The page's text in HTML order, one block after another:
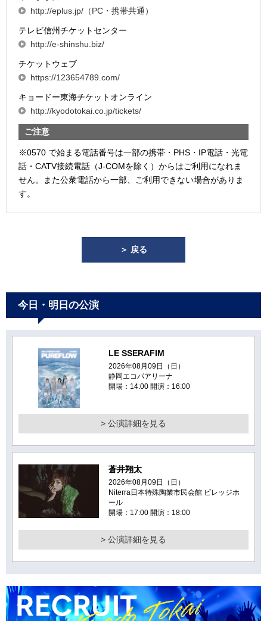
http://eplus.jp/（PC・携帯共通）
テレビ信州チケットセンター
http://e-shinshu.biz/
チケットウェブ
https://123654789.com/
キョードー東海チケットオンライン
http://kyodotokai.co.jp/tickets/
ご注意
※0570 で始まる電話番号は一部の携帯・PHS・IP電話・光電
話・CATV接続電話（J-COMを除く）からはご利用になれま
せん。また公衆電話から一部、ご利用できない場合がありま
す。
＞ 戻る
今日・明日の公演
LE SSERAFIM
2026年08月09日（日）
静岡エコパアリーナ
開場：14:00 開演：16:00
> 公演詳細を見る
蒼井翔太
2026年08月09日（日）
Niterra日本特殊陶業市民会館 ビレッジホ
ール
開場：17:00 開演：18:00
> 公演詳細を見る